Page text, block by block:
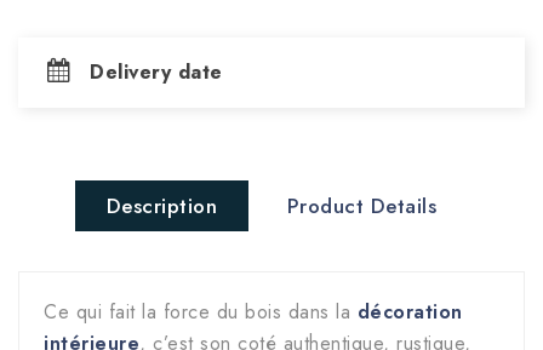
Delivery date
Description Product Details
Ce qui fait la force du bois dans la décoration
intérieure, c’est son coté authentique, rustique,